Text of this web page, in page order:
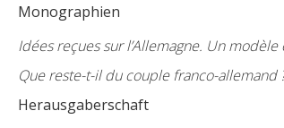
Monographien
Idées reçues sur l’Allemagne. Un
Que reste-t-il du couple franco-allemand
Herausgaberschaft